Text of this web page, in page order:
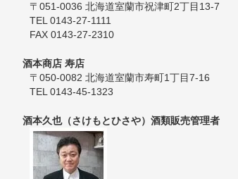
〒051-0036 北海道室蘭市祝津町2丁目13-7
TEL 0143-27-1111
FAX 0143-27-2310
酒本商店 寿店
〒050-0082 北海道室蘭市寿町1丁目7-16
TEL 0143-45-1323
酒本久也（さけもとひさや）酒類販売管理者